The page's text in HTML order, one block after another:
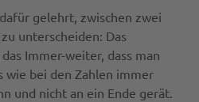
gelehrt, zwischen zwei
unterscheiden: Das
Immer-weiter, dass man
wie bei den Zahlen immer
und nicht an ein Ende gerät.